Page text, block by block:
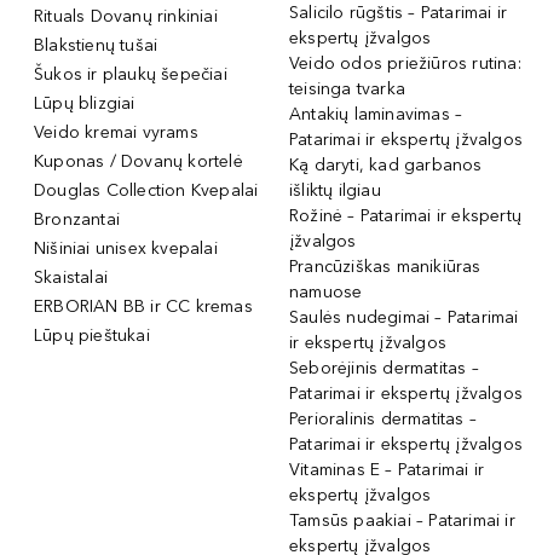
Rituals Dovanų rinkiniai
Blakstienų tušai
Šukos ir plaukų šepečiai
Lūpų blizgiai
Veido kremai vyrams
Kuponas / Dovanų kortelė
Douglas Collection Kvepalai
Bronzantai
Nišiniai unisex kvepalai
Skaistalai
ERBORIAN BB ir CC kremas
Lūpų pieštukai
Salicilo rūgštis – Patarimai ir
ekspertų įžvalgos
Veido odos priežiūros rutina:
teisinga tvarka
Antakių laminavimas –
Patarimai ir ekspertų įžvalgos
Ką daryti, kad garbanos
išliktų ilgiau
Rožinė – Patarimai ir ekspertų
įžvalgos
Prancūziškas manikiūras
namuose
Saulės nudegimai – Patarimai
ir ekspertų įžvalgos
Seborėjinis dermatitas –
Patarimai ir ekspertų įžvalgos
Perioralinis dermatitas –
Patarimai ir ekspertų įžvalgos
Vitaminas E – Patarimai ir
ekspertų įžvalgos
Tamsūs paakiai – Patarimai ir
ekspertų įžvalgos